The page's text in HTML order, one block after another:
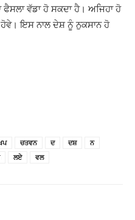
ਵੱਡਾ ਹੋ ਸਕਦਾ ਹੈ। ਅਜਿਹਾ ਹੋ
ਇਸ ਨਾਲ ਦੇਸ਼ ਨੂੰ ਨੁਕਸਾਨ ਹੋ
ਚਤਵਨ ਦ ਦਸ਼
ਨ
ਲਏ ਵਲ